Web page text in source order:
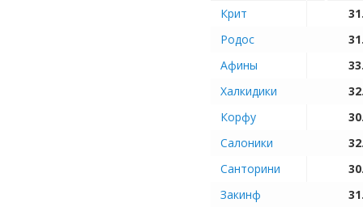
Крит
Родос
Афины
Халкидики
Корфу
Салоники
Санторини
Закинф